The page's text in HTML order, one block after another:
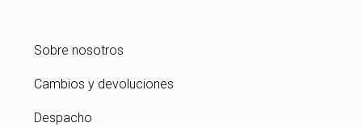
Sobre nosotros
Cambios y devoluciones
Despacho